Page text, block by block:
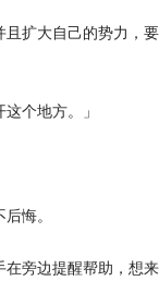
大自己的势力，
个地方。」
悔。
边提醒帮助，想来